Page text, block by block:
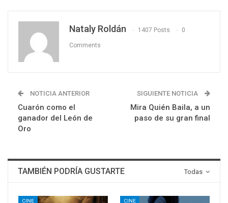
Nataly Roldán 1407 Posts 0
Comments
NOTICIA ANTERIOR
Cuarón como el
ganador del León de
Oro
SIGUIENTE NOTICIA
Mira Quién Baila, a un
paso de su gran final
Todas
TAMBIÉN PODRÍA GUSTARTE
CINE CINE